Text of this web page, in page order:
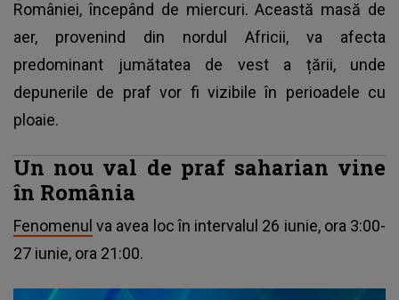
României, începând de miercuri. Această masă de
aer, provenind din nordul Africii, va afecta
predominant jumătatea de vest a țării, unde
depunerile de praf vor fi vizibile în perioadele cu
ploaie.
Un nou val de praf saharian vine
în România
Fenomenul va avea loc în intervalul 26 iunie, ora 3:00-
27 iunie, ora 21:00.